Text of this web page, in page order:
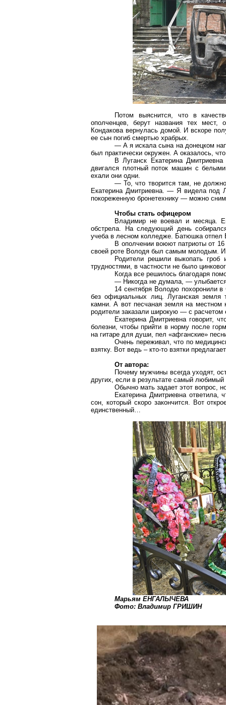
Потом выяснится, что в
ополченцев, берут названия тех
Кондакова вернулась домой. И вскоре
ее сын погиб смертью храбрых.
— А я искала сына на донецком
был практически окружен. А оказалось,
В Луганск Екатерина
двигался плотный поток машин с
ехали они одни.
— То, что творится там, не
Екатерина Дмитриевна. — Я видела под
покореженную бронетехнику — можно
Чтобы стать офицером
Владимир не воевал и месяца.
обстрела. На следующий день
учеба в лесном колледже. Батюшка
В ополчении воюют патриоты от
своей роте Володя был самым молодым.
Родители решили выкопать
трудностями, в частности не было
Когда все решилось благодаря
— Никогда не думала, —
14 сентября Володю похоронили
без официальных лиц. Луганская
камни. А вот песчаная земля на
родители заказали широкую — с
Екатерина Дмитриевна говорит,
болезни, чтобы прийти в норму после
на гитаре для души, пел «афганские»
Очень переживал, что по
взятку. Вот ведь – кто-то взятки
От автора:
Почему мужчины всегда уходят,
других, если в результате самый любимый
Обычно мать задает этот вопрос,
Екатерина Дмитриевна
сон, который скоро закончится. Вот
единственный…
Марьям ЕНГАЛЫЧЕВА
Фото: Владимир ГРИШИН